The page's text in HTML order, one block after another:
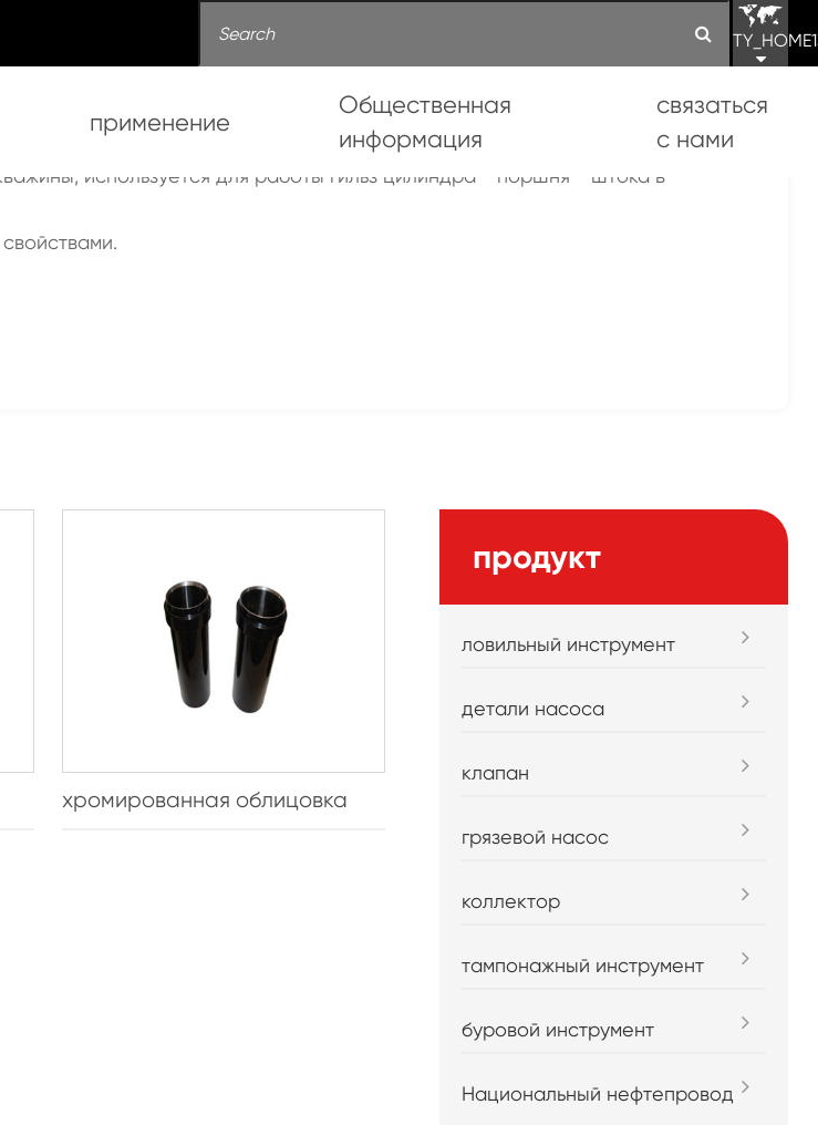
применение
Общественная
информация
связаться
с нами
насоса
используется для работы гильз цилиндра - поршня - штока в
хромированная облицовка
продукт
ловильный инструмент
детали насоса
клапан
грязевой насос
коллектор
тампонажный инструмент
буровой инструмент
Национальный нефтепровод